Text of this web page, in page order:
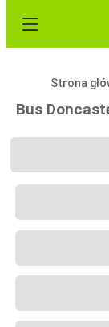
Strona
Bus